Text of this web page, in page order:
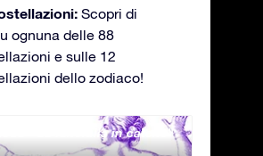
Scopri di
ognuna delle 88
e sulle 12
dello zodiaco!
- La fanciulla in catene